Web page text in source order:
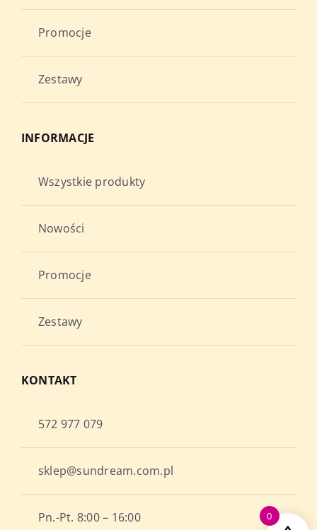
Promocje
Zestawy
INFORMACJE
Wszystkie produkty
Nowości
Promocje
Zestawy
KONTAKT
572 977 079
sklep@sundream.com.pl
Pn.-Pt. 8:00 – 16:00 0